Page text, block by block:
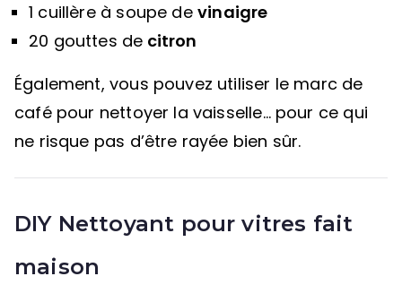
1 cuillère à soupe de vinaigre
20 gouttes de citron
Également, vous pouvez utiliser le marc de
café pour nettoyer la vaisselle… pour ce qui
ne risque pas d’être rayée bien sûr.
DIY Nettoyant pour vitres fait
maison